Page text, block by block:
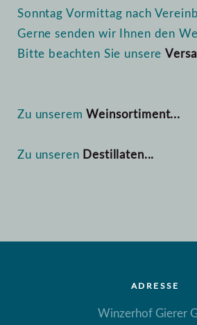
Sonntag Vormittag nach
Gerne senden wir Ihnen den
Bitte beachten Sie unsere
Zu unseremWeinsortiment...
Zu unseren Destillaten...
ADRESSE
Winzerhof Gierer